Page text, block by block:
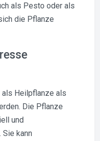
als Pesto oder als
die Pflanze
Heilpflanze als
Die Pflanze
und
kann